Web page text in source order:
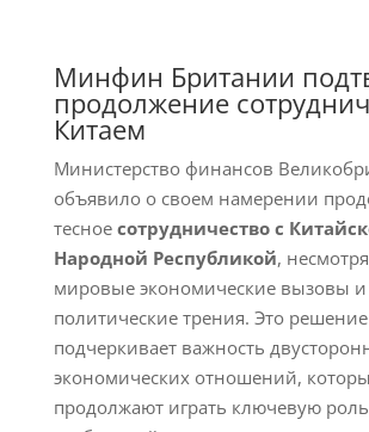
Минфин Британии
продолжение
Китаем
Министерство финансов
объявило о своем намерении
тесное сотрудничество с
Народной Республикой,
мировые экономические вызовы и
политические трения. Это решение
подчеркивает важность
экономических отношений,
продолжают играть ключевую